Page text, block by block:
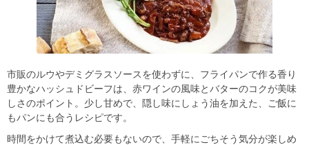
市販のルウやデミグラスソースを使わずに、フライパンで作る香り
豊かなハッシュドビーフは、赤ワインの風味とバターのコクが美味
しさのポイント。少し甘めで、隠し味にしょう油を加えた、ご飯に
もパンにも合うレシピです。
時間をかけて煮込む必要もないので、手軽にごちそう気分が楽しめ